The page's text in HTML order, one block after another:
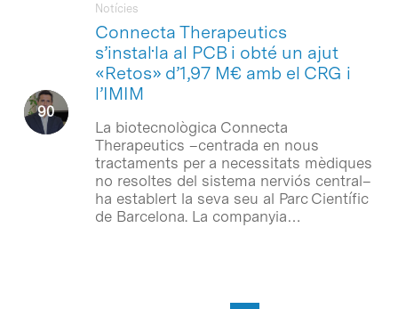
Connecta Therapeutics
s’instal·la al PCB i obté un ajut
«Retos» d’1,97 M€ amb el CRG i
l’IMIM
Notícies
La biotecnològica Connecta
Therapeutics –centrada en nous
tractaments per a necessitats mèdiques
no resoltes del sistema nerviós central­–
ha establert la seva seu al Parc Científic
de Barcelona. La companyia…